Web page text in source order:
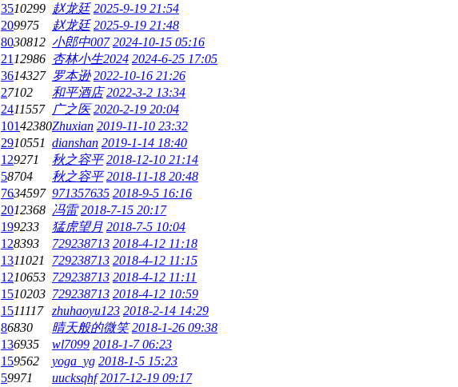
3510299 赵龙廷 2025-9-19 21:54
209975 赵龙廷 2025-9-19 21:48
8030812 小郎中007 2024-10-15 05:16
2112986 杏林小生2024 2024-6-25 17:05
3614327 罗本逊 2022-10-16 21:26
27102 和平酒店 2022-3-2 13:34
2411557 广之医 2020-2-19 20:04
10142380Zhuxian 2019-11-10 23:32
2910551 dianshan 2019-1-14 18:40
129271 秋之容平 2018-12-10 21:14
58704 秋之容平 2018-11-18 20:48
7634597 971357635 2018-9-5 16:16
2012368 冯雷 2018-7-15 20:17
199233 猛虎望月 2018-7-5 10:04
128393 729238713 2018-4-12 11:18
1311021 729238713 2018-4-12 11:15
1210653 729238713 2018-4-12 11:11
1510203 729238713 2018-4-12 10:59
1511117 zhuhaoyu123 2018-2-14 14:29
86830 晴天般的微笑 2018-1-26 09:38
136935 wl7099 2018-1-7 06:23
159562 yoga_yg 2018-1-5 15:23
59971 uucksqhf 2017-12-19 09:17